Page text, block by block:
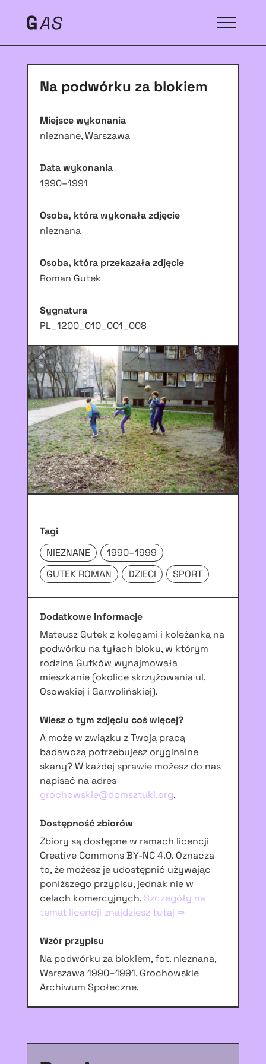
Na podwórku za blokiem
Miejsce wykonania
nieznane, Warszawa
Data wykonania
1990–1991
Osoba, która wykonała zdjęcie
nieznana
Osoba, która przekazała zdjęcie
Roman Gutek
Sygnatura
PL_1200_010_001_008
Tagi
NIEZNANE
1990–1999
GUTEK ROMAN
DZIECI SPORT
Dodatkowe informacje
Mateusz Gutek z kolegami i koleżanką na
podwórku na tyłach bloku, w którym
rodzina Gutków wynajmowała
mieszkanie (okolice skrzyżowania ul.
Osowskiej i Garwolińskiej).
Wiesz o tym zdjęciu coś więcej?
A może w związku z Twoją pracą
badawczą potrzebujesz oryginalne
skany? W każdej sprawie możesz do nas
napisać na adres
grochowskie@domsztuki.org.
Dostępność zbiorów
Zbiory są dostępne w ramach licencji
Creative Commons BY-NC 4.0. Oznacza
to, że możesz je udostępnić używając
poniższego przypisu, jednak nie w
celach komercyjnych. Szczegóły na
temat licencji znajdziesz tutaj ⇒
Wzór przypisu
Na podwórku za blokiem, fot. nieznana,
Warszawa 1990–1991, Grochowskie
Archiwum Społeczne.